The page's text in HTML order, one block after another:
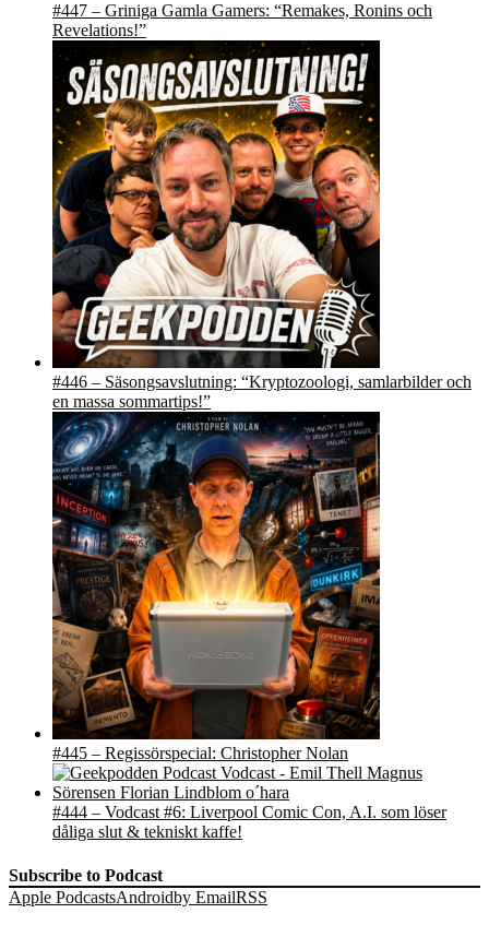
#447 – Griniga Gamla Gamers: “Remakes, Ronins och
Revelations!”
#446 – Säsongsavslutning: “Kryptozoologi, samlarbilder och
en massa sommartips!”
#445 – Regissörspecial: Christopher Nolan
#444 – Vodcast #6: Liverpool Comic Con, A.I. som löser
dåliga slut & tekniskt kaffe!
Subscribe to Podcast
Apple PodcastsAndroidby EmailRSS